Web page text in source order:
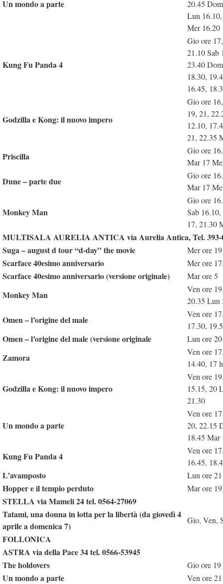
Un mondo a parte
20.45
Lun
Mer 16.20
Kung Fu Panda 4
Gio ore
21.10 Sab
23.40
18.30,
16.45,
Godzilla e Kong: il nuovo impero
Gio ore
19, 21,
12.10,
21, 22.35
Priscilla
Gio ore
Mar 17
Dune – parte due
Gio ore
Mar 17
Monkey Man
Gio ore
Sab
17, 21.30
MULTISALA AURELIA ANTICA via Aurelia Antica, Tel. 393-
Suga – august d tour “d-day” the movie
Mer ore 19
Scarface 40esimo anniversario Mer ore
Scarface 40esimo anniversario (versione originale) Mar ore 5
Monkey Man
Ven ore
20.35 Lun
Omen – l’origine del male
Ven ore
17.30,
Omen – l’origine del male (versione originale Lun ore 20
Zamora
Ven ore
14.40, 17
Godzilla e Kong: il nuovo impero
Ven ore
15.15, 20
21.30
Un mondo a parte
Ven ore
20, 22.15
18.45 Mar
Kung Fu Panda 4
Ven ore
16.45,
L’avamposto Lun ore 21
Hopper e il tempio perduto Mar ore
STELLA via Mameli 24 tel. 0564-27069
Tatami, una donna in lotta per la libertà (da giovedì 4
aprile a domenica 7)
Gio, Ven,
FOLLONICA
ASTRA via della Pace 34 tel. 0566-53945
The holdovers
Gio ore 19
Un mondo a parte Ven ore